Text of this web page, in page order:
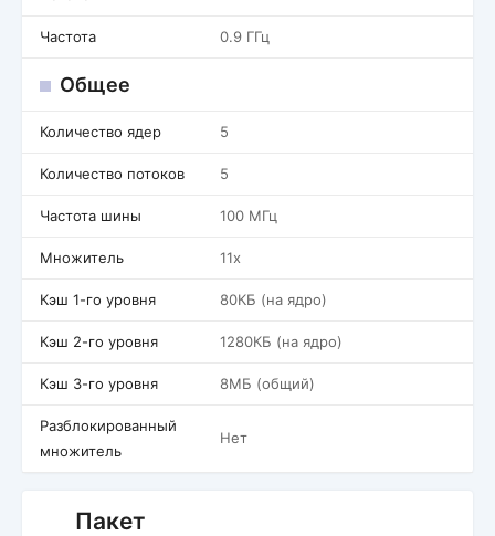
Частота 0.9 ГГц
Общее
Количество ядер 5
Количество потоков 5
Частота шины 100 МГц
Множитель 11x
Кэш 1-го уровня 80КБ (на ядро)
Кэш 2-го уровня 1280КБ (на ядро)
Кэш 3-го уровня 8МБ (общий)
Разблокированный
множитель
Нет
Пакет